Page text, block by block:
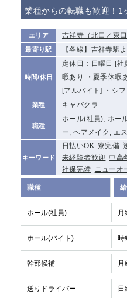
業種からの転職も歓迎！1
エリア 吉祥寺（北口／東口
最寄り駅 【各線】吉祥寺駅
時間/休日
定休日：日曜日 [
暇あり ・夏季休暇
[アルバイト] ・シ
業種 キャバクラ
職種
ホール(社員), ホー
ー, ヘアメイク, エ
キーワード
日払いOK 寮完備
未経験者歓迎 中高
社保完備 ニューオ
職種
ホール(社員)
ホール(バイト) 時
幹部候補
送りドライバー 日